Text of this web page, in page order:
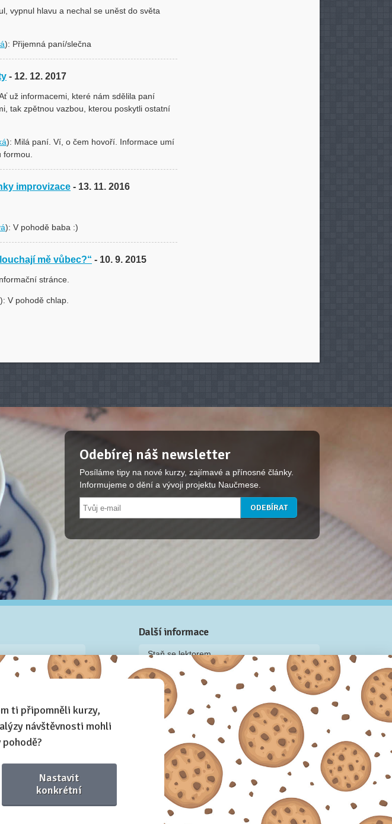
vypnul hlavu a nechal se uněst do světa
): Přijemná paní/slečna
- 12. 12. 2017
už informacemi, které nám sdělila paní
tak zpětnou vazbou, kterou poskytli ostatní
): Milá paní. Ví, o čem hovoří. Informace umí
improvizace - 13. 11. 2016
): V pohodě baba :)
mě vůbec?“ - 10. 9. 2015
stránce.
): V pohodě chlap.
Odebírej náš newsletter
Posíláme tipy na nové kurzy, zajímavé a přínosné články.
Informujeme o dění a vývoji projektu Naučmese.
a články
Další informace
Staň se lektorem
Video: Jak připravit kurz na Naučmese
Často kladené dotazy
Dárkové poukazy
Podmínky užívání
Obchodní podmínky
Zásady používání cookie souborů
Pravidla ochrany osobních údajů
ti připomněli kurzy,
návštěvnosti mohli
Nastavit
konkrétní